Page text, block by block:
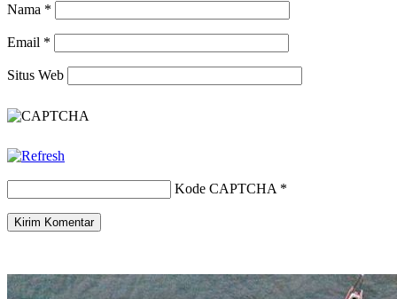
Nama *
Email *
Situs Web
Kode CAPTCHA *